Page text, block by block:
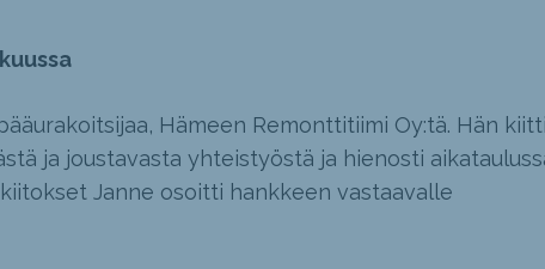
Hämeen Remonttitiimi Oy:tä. Hän kiitti
ja joustavasta yhteistyöstä ja hienosti
Janne osoitti hankkeen vastaavalle